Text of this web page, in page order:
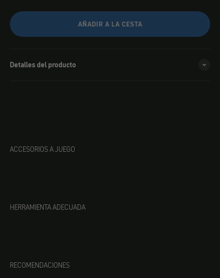
AÑADIR A LA CESTA
Detalles del producto
ACCESORIOS A JUEGO
HERRAMIENTA ADECUADA
RECOMENDACIONES